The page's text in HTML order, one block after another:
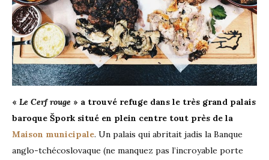
« Le Cerf rouge » a trouvé refuge dans le très grand palais
baroque Špork situé en plein centre tout près de la
Maison municipale. Un palais qui abritait jadis la Banque
anglo-tchécoslovaque (ne manquez pas l’incroyable porte